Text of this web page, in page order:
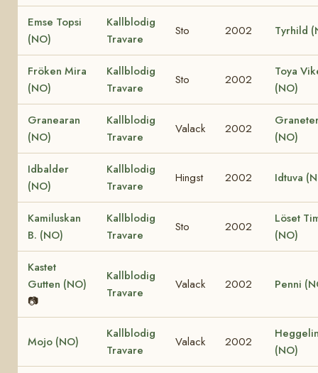
Emse Topsi
(NO)
Kallblodig
Travare
Sto 2002 Tyrhild
Fröken Mira
(NO)
Kallblodig
Travare
Sto 2002
Toya
(NO)
Granearan
(NO)
Kallblodig
Travare
Valack 2002
(NO)
Idbalder
(NO)
Kallblodig
Travare
Hingst 2002 Idtuva
Kamiluskan
B. (NO)
Kallblodig
Travare
Sto 2002
Löset
(NO)
Kastet
Gutten (NO)
📷
Kallblodig
Travare
Valack 2002 Penni
Mojo (NO)
Kallblodig
Travare
Valack 2002
(NO)